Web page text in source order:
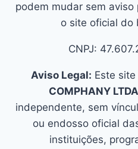
podem mudar sem
o site oficial do
CNPJ:
Aviso Legal: Este
COMPHANY LTDA
independente, sem
ou endosso oficial
instituições,